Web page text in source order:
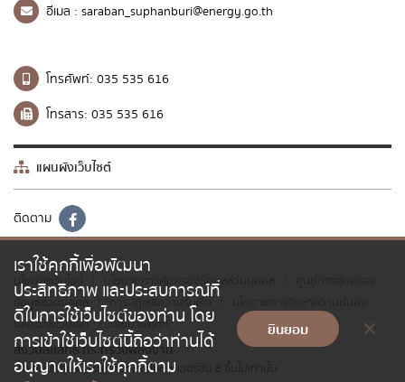
เราใช้คุกกี้เพื่อพัฒนา
ประสิทธิภาพ และประสบการณ์ที่
ดีในการใช้เว็บไซต์ของท่าน โดย
การเข้าใช้เว็บไซต์นี้ถือว่าท่านได้
อนุญาตให้เราใช้คุกกี้ตาม
ยินยอม
อีเมล : saraban_suphanburi@energy.go.th
โทรศัพท์: 035 535 616
โทรสาร: 035 535 616
แผนผังเว็บไซต์
ติดตาม
นโยบายเว็บไซต์ นโยบายการคุ้มครองข้อมูลส่วนบุคคล
ข้อมูลส่วนบุคคล
การปฏิเสธความรับผิด
ปลอดภัยเว็บไซต์
| นโยบายคุกกี้
สงวนลิขสิทธิ์ กระทรวงพลังงาน
เว็บไซต์นี้รองรับ Internet Explorer เวอร์ชัน 8 ขึ้นไปเท่านั้น